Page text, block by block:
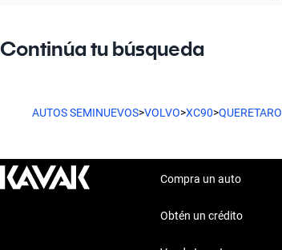
Continúa tu búsqueda
AUTOS SEMINUEVOS>VOLVO>XC90>QUERETARO
Compra un auto
Obtén un crédito